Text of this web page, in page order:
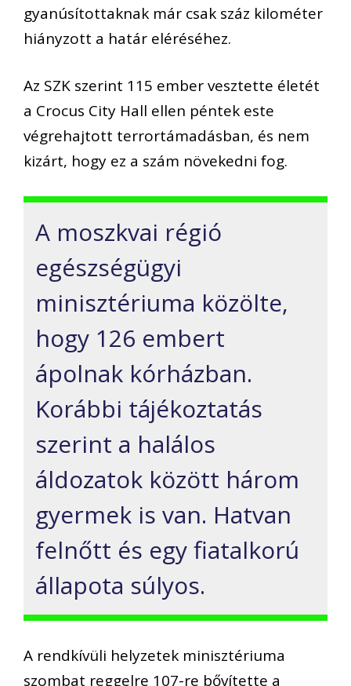
gyanúsítottaknak már csak száz kilométer
hiányzott a határ eléréséhez.
Az SZK szerint 115 ember vesztette életét
a Crocus City Hall ellen péntek este
végrehajtott terrortámadásban, és nem
kizárt, hogy ez a szám növekedni fog.
A moszkvai régió
egészségügyi
minisztériuma közölte,
hogy 126 embert
ápolnak kórházban.
Korábbi tájékoztatás
szerint a halálos
áldozatok között három
gyermek is van. Hatvan
felnőtt és egy fiatalkorú
állapota súlyos.
A rendkívüli helyzetek minisztériuma
szombat reggelre 107-re bővítette a